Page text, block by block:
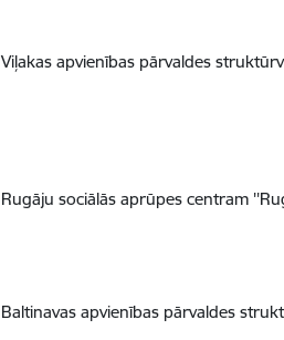
apvienības pārvaldes
sociālās aprūpes centram
apvienības pārvaldes